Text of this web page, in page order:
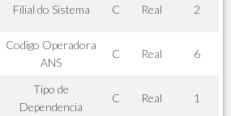
Filial do Sistema C Real 2
Codigo Operadora
ANS
C Real 6
Tipo de
Dependencia
C Real 1